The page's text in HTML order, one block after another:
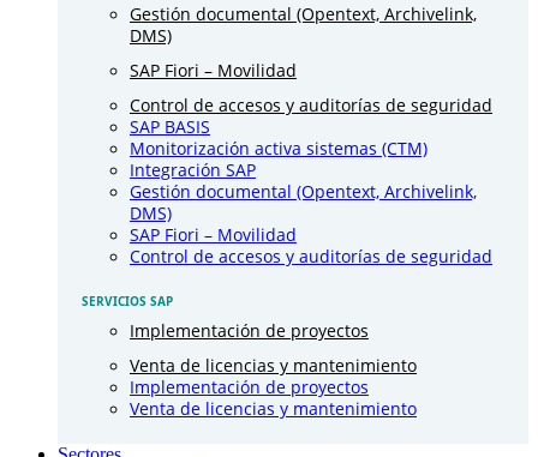
Gestión documental (Opentext, Archivelink,
DMS)
SAP Fiori – Movilidad
Control de accesos y auditorías de seguridad
SAP BASIS
Monitorización activa sistemas (CTM)
Integración SAP
Gestión documental (Opentext, Archivelink,
DMS)
SAP Fiori – Movilidad
Control de accesos y auditorías de seguridad
SERVICIOS SAP
Implementación de proyectos
Venta de licencias y mantenimiento
Implementación de proyectos
Venta de licencias y mantenimiento